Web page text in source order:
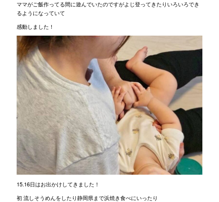
ママがご飯作ってる間に遊んでいたのですがよじ登ってきたりいろいろでき
るようになっていて
感動しました！
15.16日はお出かけしてきました！
初 流しそうめんをしたり静岡県まで浜焼き食べにいったり